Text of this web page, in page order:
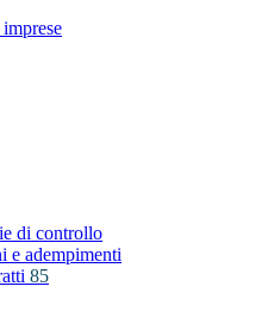
di controllo
e adempimenti
85